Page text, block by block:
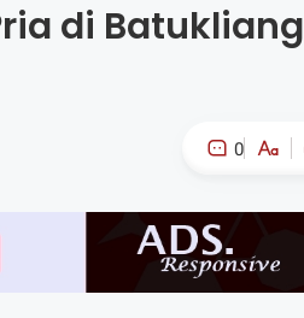
di Batukliang
0
A-